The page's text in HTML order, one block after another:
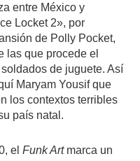
entre México y
Locket 2», por
de Polly Pocket,
las que procede el
de juguete. Así
Maryam Yousif que
los contextos terribles
país natal.
elFunk Artmarca un